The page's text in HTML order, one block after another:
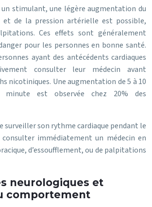
stimulant, une légère augmentation du
et de la pression artérielle est possible,
Ces effets sont généralement
pour les personnes en bonne santé.
ayant des antécédents cardiaques
consulter leur médecin avant
nicotiniques. Une augmentation de 5 à 10
minute est observée chez 20% des
son rythme cardiaque pendant le
immédiatement un médecin en
d’essoufflement, ou de palpitations
neurologiques et
comportement